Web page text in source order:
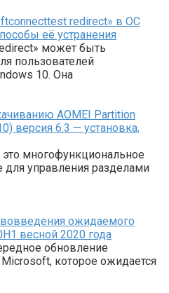
redirect» в ОС
её устранения
может быть
пользователей
10. Она
AOMEI Partition
версия 6.3 — установка,
многофункциональное
управления разделами
ожидаемого
весной 2020 года
обновление
которое ожидается